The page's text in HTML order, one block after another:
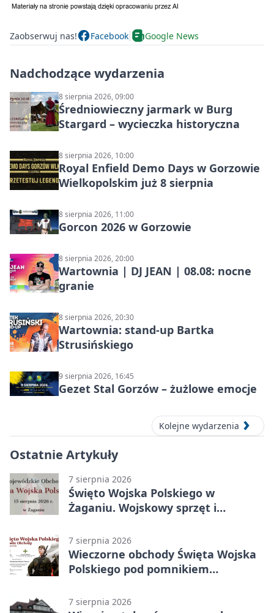
Zaobserwuj nas! Facebook Google News
Nadchodzące wydarzenia
8 sierpnia 2026, 09:00
Średniowieczny jarmark w Burg
Stargard – wycieczka historyczna
8 sierpnia 2026, 10:00
Royal Enfield Demo Days w Gorzowie
Wielkopolskim już 8 sierpnia
8 sierpnia 2026, 11:00
Gorcon 2026 w Gorzowie
8 sierpnia 2026, 20:00
Wartownia | DJ JEAN | 08.08: nocne
granie
8 sierpnia 2026, 20:30
Wartownia: stand-up Bartka
Strusińskiego
9 sierpnia 2026, 16:45
Gezet Stal Gorzów – żużlowe emocje
Kolejne wydarzenia
Ostatnie Artykuły
7 sierpnia 2026
Święto Wojska Polskiego w
Żaganiu. Wojskowy sprzęt i
7 sierpnia 2026
Wieczorne obchody Święta Wojska
Polskiego pod pomnikiem
7 sierpnia 2026